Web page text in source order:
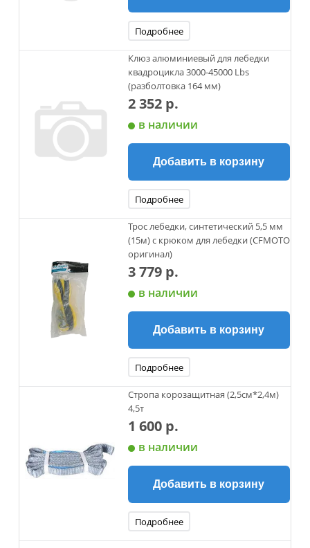
Подробнее
Клюз алюминиевый для лебедки
квадроцикла 3000-45000 Lbs
(разболтовка 164 мм)
2 352 р.
в наличии
Добавить в корзину
Подробнее
Трос лебедки, синтетический 5,5 мм
(15м) с крюком для лебедки (CFMOTO
оригинал)
3 779 р.
в наличии
Добавить в корзину
Подробнее
Стропа корозащитная (2,5см*2,4м)
4,5т
1 600 р.
в наличии
Добавить в корзину
Подробнее